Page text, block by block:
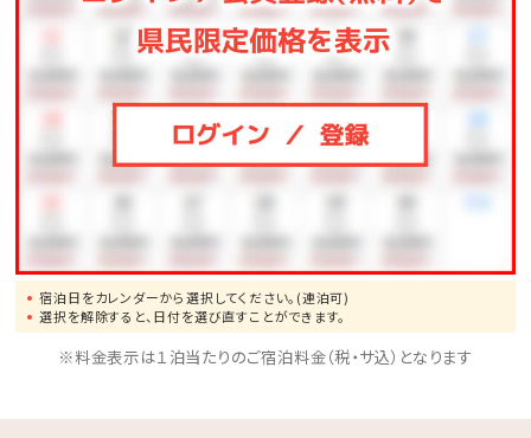
宿泊日をカレンダーから選択してください。(連泊可)
選択を解除すると、日付を選び直すことができます。
※料金表示は１泊当たりのご宿泊料金（税・サ込）となります